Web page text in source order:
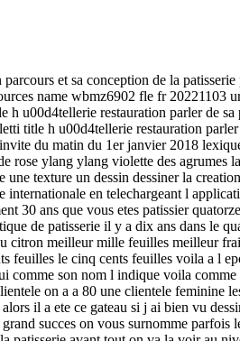
et sa conception de la
name wbmz6902 fle fr 20221103
u00d4tellerie restauration parler de
title h u00d4tellerie restauration
du matin du 1er janvier 2018
rose ylang ylang violette des
texture un dessin dessiner la
internationale en telechargeant l
ans que vous etes patissier
de patisserie il y a dix ans dans le
citron meilleur mille feuilles meilleur
feuilles le cinq cents feuilles voila a l
son nom l indique voila
on a a 80 une clientele feminine
il a ete ce gateau si j ai bien vu
succes on vous surnomme